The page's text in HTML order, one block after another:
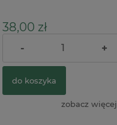
38,00 zł
- +
do koszyka
zobacz więcej